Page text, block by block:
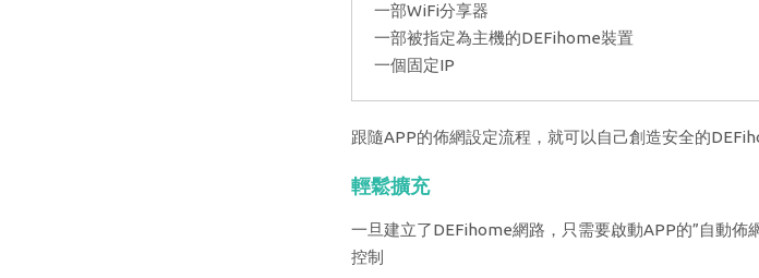
一部WiFi分享器
一部被指定為主機的DEFihome裝置
一個固定IP
跟隨APP的佈網設定流程，就可以自己創造安全的
輕鬆擴充
一旦建立了DEFihome網路，只需要啟動APP的”自動
控制